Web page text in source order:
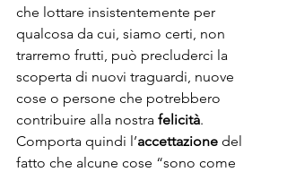
che lottare insistentemente per
qualcosa da cui, siamo certi, non
trarremo frutti, può precluderci la
scoperta di nuovi traguardi, nuove
cose o persone che potrebbero
contribuire alla nostra felicità.
Comporta quindi l’accettazione del
fatto che alcune cose “sono come